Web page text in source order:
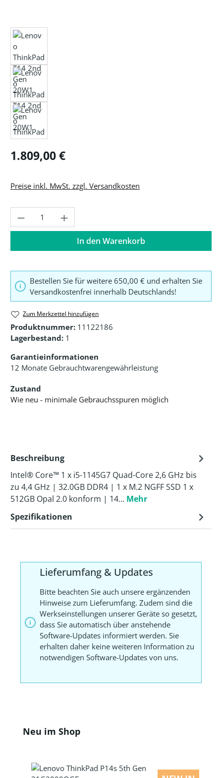
Regulärer Preis:
1.809,00 €
Preise inkl. MwSt. zzgl. Versandkosten
Produkt Anzahl: Gib den gewünschten
In den Warenkorb
Bestellen Sie für weitere 650,00 € und erhalten Sie
Versandkostenfrei innerhalb Deutschlands!
Zum Merkzettel hinzufügen
Produktnummer: 11122186
Lagerbestand: 1
Garantieinformationen
12 Monate Gebrauchtwarengewährleistung
Zustand
Wie neu - minimale Gebrauchsspuren möglich
Beschreibung
Intel® Core™ 1 x i5-1145G7 Quad-Core 2,6 GHz bis
zu 4,4 GHz | 32.0GB DDR4 | 1 x M.2 NGFF SSD 1 x
512GB Opal 2.0 konform | 14… Mehr
Spezifikationen
Lieferumfang & Updates
Bitte beachten Sie auch unsere ergänzenden
Hinweise zum Lieferumfang. Zudem sind die
Werkseinstellungen unserer Geräte so gesetzt,
dass Sie automatisch über anstehende
Software-Updates informiert werden. Sie
erhalten daher keine weiteren Information zu
notwendigen Software-Updates von uns.
Produktgalerie überspringen
Neu im Shop